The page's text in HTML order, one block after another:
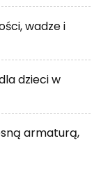
wadze i
dzieci w
armaturą,